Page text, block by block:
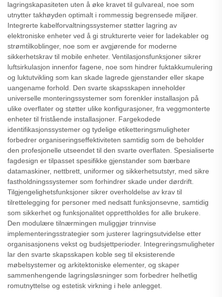
lagringskapasiteten uten å øke kravet til gulvareal, noe som
utnytter takhøyden optimalt i rommessig begrensede miljøer.
Integrerte kabelforvaltningssystemer støtter lagring av
elektroniske enheter ved å gi strukturerte veier for ladekabler og
strømtilkoblinger, noe som er avgjørende for moderne
sikkerhetskrav til mobile enheter. Ventilasjonsfunksjoner sikrer
luftsirkulasjon innenfor fagene, noe som hindrer fuktakkumulering
og luktutvikling som kan skade lagrede gjenstander eller skape
uangename forhold. Den svarte skapsskapen inneholder
universelle monteringssystemer som forenkler installasjon på
ulike overflater og støtter ulike konfigurasjoner, fra veggmonterte
enheter til fristående installasjoner. Fargekodede
identifikasjonssystemer og tydelige etiketteringsmuligheter
forbedrer organiseringseffektiviteten samtidig som de beholder
den profesjonelle utseendet til den svarte overflaten. Spesialiserte
fagdesign er tilpasset spesifikke gjenstander som bærbare
datamaskiner, nettbrett, uniformer og sikkerhetsutstyr, med sikre
fastholdningssystemer som forhindrer skade under dørdrift.
Tilgjengelighetsfunksjoner sikrer overholdelse av krav til
tilrettelegging for personer med nedsatt funksjonsevne, samtidig
som sikkerhet og funksjonalitet opprettholdes for alle brukere.
Den modulære tilnærmingen muliggjør trinnvise
implementeringsstrategier som justerer lagringsutvidelse etter
organisasjonens vekst og budsjettperioder. Integreringsmuligheter
lar den svarte skapsskapen koble seg til eksisterende
møbelsystemer og arkitektoniske elementer, og skaper
sammenhengende lagringsløsninger som forbedrer helhetlig
romutnyttelse og estetisk virkning i hele anlegget.